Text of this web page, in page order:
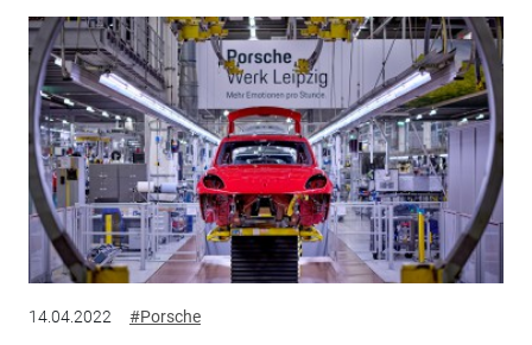
14.04.2022 #Porsche